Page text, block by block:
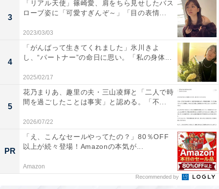
3
「リアル天使」篠崎愛、肩をちら見せしたバス
ローブ姿に「可愛すぎんぞ～」「目の表情...
2023/03/03
4
「がんばって生きてくれました」氷川きよ
し、“パートナー”の命日に思い。「私の身体...
2025/02/17
5
花乃まりあ、趣里の夫・三山凌輝と「二人で時
間を過ごしたことは事実」と認める。「不...
2026/07/22
PR
「え、こんなセールやってたの？」80％OFF
以上が続々登場！Amazonの本気が...
Amazon
Recommended by